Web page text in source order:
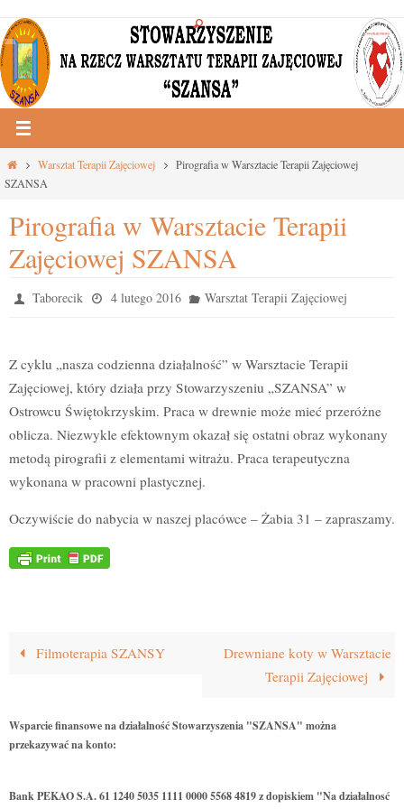
Przejdź
do
treści
Strona
główna
Warsztat Terapii Zajęciowej
Pirografia w Warsztacie Terapii Zajęciowej
SZANSA
Pirografia w Warsztacie Terapii
Zajęciowej SZANSA
Taborecik 4 lutego 2016 Warsztat Terapii Zajęciowej
Z cyklu „nasza codzienna działalność” w Warsztacie Terapii
Zajęciowej, który działa przy Stowarzyszeniu „SZANSA” w
Ostrowcu Świętokrzyskim. Praca w drewnie może mieć przeróżne
oblicza. Niezwykle efektownym okazał się ostatni obraz wykonany
metodą pirografii z elementami witrażu. Praca terapeutyczna
wykonana w pracowni plastycznej.
Oczywiście do nabycia w naszej placówce – Żabia 31 – zapraszamy.
Filmoterapia SZANSY
Drewniane koty w Warsztacie
Terapii Zajęciowej
Wsparcie finansowe na działalność Stowarzyszenia "SZANSA" można
przekazywać na konto:
Bank PEKAO S.A. 61 1240 5035 1111 0000 5568 4819 z dopiskiem "Na działalnosć